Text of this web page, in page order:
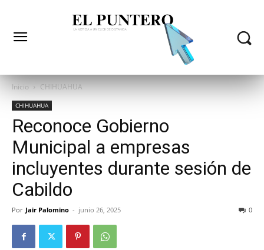
Inicio CHIHUAHUA
CHIHUAHUA
Reconoce Gobierno
Municipal a empresas
incluyentes durante sesión de
Cabildo
Por Jair Palomino - junio 26, 2025 0